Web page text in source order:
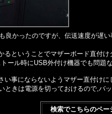
良かったのですが、伝送速度が遅
るということでマザーボード直付
ール時にUSB外付け機器でも問題
い事にならないようマザー直付けに
ときは電源を切っておけるので,バ
検索でこちらのペー